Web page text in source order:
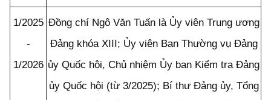
1/2025
-
1/2026
Đồng chí Ngô Văn Tuấn là Ủy viên Trung ương
Đảng khóa XIII; Ủy viên Ban Thường vụ Đảng
ủy Quốc hội, Chủ nhiệm Ủy ban Kiểm tra Đảng
ủy Quốc hội (từ 3/2025); Bí thư Đảng ủy, Tổng